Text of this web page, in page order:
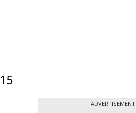
ADVERTISEMENT